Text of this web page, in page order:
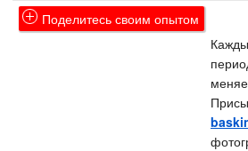
Поделитесь своим опытом